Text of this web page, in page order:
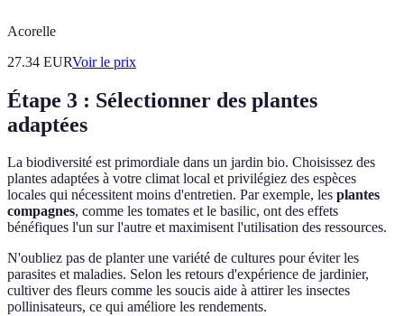
Acorelle
27.34 EURVoir le prix
Étape 3 : Sélectionner des plantes
adaptées
La biodiversité est primordiale dans un jardin bio. Choisissez des
plantes adaptées à votre climat local et privilégiez des espèces
locales qui nécessitent moins d'entretien. Par exemple, les plantes
compagnes, comme les tomates et le basilic, ont des effets
bénéfiques l'un sur l'autre et maximisent l'utilisation des ressources.
N'oubliez pas de planter une variété de cultures pour éviter les
parasites et maladies. Selon les retours d'expérience de jardinier,
cultiver des fleurs comme les soucis aide à attirer les insectes
pollinisateurs, ce qui améliore les rendements.